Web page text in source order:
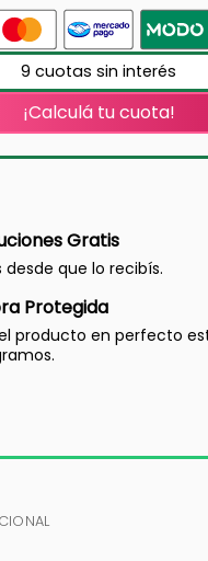
9 cuotas sin interés
¡Calculá tu cuota!
Gratis
desde que lo recibís.
Protegida
producto en perfecto